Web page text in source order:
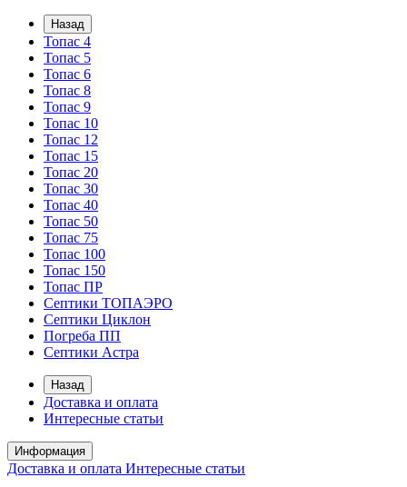
Назад
Топас 4
Топас 5
Топас 6
Топас 8
Топас 9
Топас 10
Топас 12
Топас 15
Топас 20
Топас 30
Топас 40
Топас 50
Топас 75
Топас 100
Топас 150
Топас ПР
Септики ТОПАЭРО
Септики Циклон
Погреба ПП
Септики Астра
Назад
Доставка и оплата
Интересные статьи
Информация
Доставка и оплата Интересные статьи